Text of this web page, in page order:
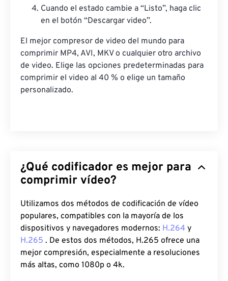
Cuando el estado cambie a “Listo”, haga clic
en el botón “Descargar video”.
El mejor compresor de video del mundo para
comprimir MP4, AVI, MKV o cualquier otro archivo
de video. Elige las opciones predeterminadas para
comprimir el video al 40 % o elige un tamaño
personalizado.
¿Qué codificador es mejor para
comprimir vídeo?
Utilizamos dos métodos de codificación de vídeo
populares, compatibles con la mayoría de los
dispositivos y navegadores modernos: H.264 y
H.265 . De estos dos métodos, H.265 ofrece una
mejor compresión, especialmente a resoluciones
más altas, como 1080p o 4k.